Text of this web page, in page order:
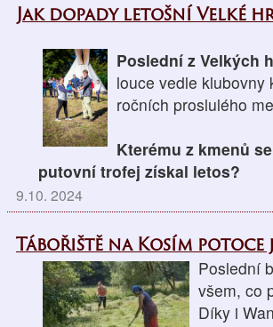
Jak dopady letošní Velké
Poslední z Velkých
louce vedle klubovny
ročních proslulého
Kterému z kmenů
putovní trofej získal letos?
9.10. 2024
Tábořiště na Kosím
Poslední
všem, co
Díky i